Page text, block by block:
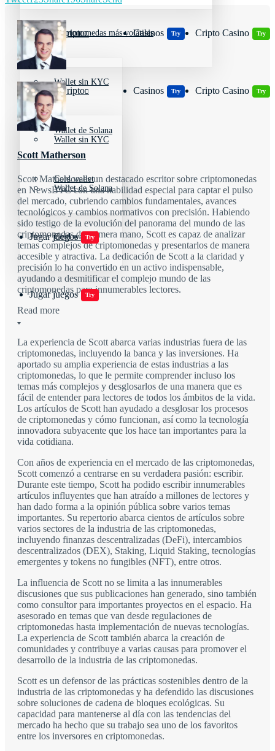
Wallets Cripto
Wallet sin KYC
Wallet de Solana
Cold wallet
Casinos Try Cripto Casino Try
Jugar juegos Try
Criptomonedas más volátiles
Wallets Cripto
Wallet sin KYC
Wallet de Solana
Cold wallet
Casinos Try Cripto Casino Try
Jugar juegos Try
Scott Matherson
Scott Matherson es un destacado escritor sobre criptomonedas
en NewsBTC con una habilidad especial para captar el pulso
del mercado, cubriendo cambios fundamentales, avances
tecnológicos y cambios normativos con precisión. Habiendo
sido testigo de la evolución del panorama del mundo de las
criptomonedas de primera mano, Scott es capaz de analizar
temas complejos de criptomonedas y presentarlos de manera
accesible y atractiva. La dedicación de Scott a la claridad y
precisión lo ha convertido en un activo indispensable,
ayudando a desmitificar el complejo mundo de las
criptomonedas para innumerables lectores.
Read more
La experiencia de Scott abarca varias industrias fuera de las
criptomonedas, incluyendo la banca y las inversiones. Ha
aportado su amplia experiencia de estas industrias a las
criptomonedas, lo que le permite comprender incluso los
temas más complejos y desglosarlos de una manera que es
fácil de entender para lectores de todos los ámbitos de la vida.
Los artículos de Scott han ayudado a desglosar los procesos
de criptomonedas y cómo funcionan, así como la tecnología
innovadora subyacente que los hace tan importantes para la
vida cotidiana.
Con años de experiencia en el mercado de las criptomonedas,
Scott comenzó a centrarse en su verdadera pasión: escribir.
Durante este tiempo, Scott ha podido escribir innumerables
artículos influyentes que han atraído a millones de lectores y
han dado forma a la opinión pública sobre varios temas
importantes. Su repertorio abarca cientos de artículos sobre
varios sectores de la industria de las criptomonedas,
incluyendo finanzas descentralizadas (DeFi), intercambios
descentralizados (DEX), Staking, Liquid Staking, tecnologías
emergentes y tokens no fungibles (NFT), entre otros.
La influencia de Scott no se limita a las innumerables
discusiones que sus publicaciones han generado, sino también
como consultor para importantes proyectos en el espacio. Ha
asesorado en temas que van desde regulaciones de
criptomonedas hasta implementación de nuevas tecnologías.
La experiencia de Scott también abarca la creación de
comunidades y contribuye a varias causas para promover el
desarrollo de la industria de las criptomonedas.
Scott es un defensor de las prácticas sostenibles dentro de la
industria de las criptomonedas y ha defendido las discusiones
sobre soluciones de cadena de bloques ecológicas. Su
capacidad para mantenerse al día con las tendencias del
mercado ha hecho que su trabajo sea uno de los favoritos
entre los inversores en criptomonedas.